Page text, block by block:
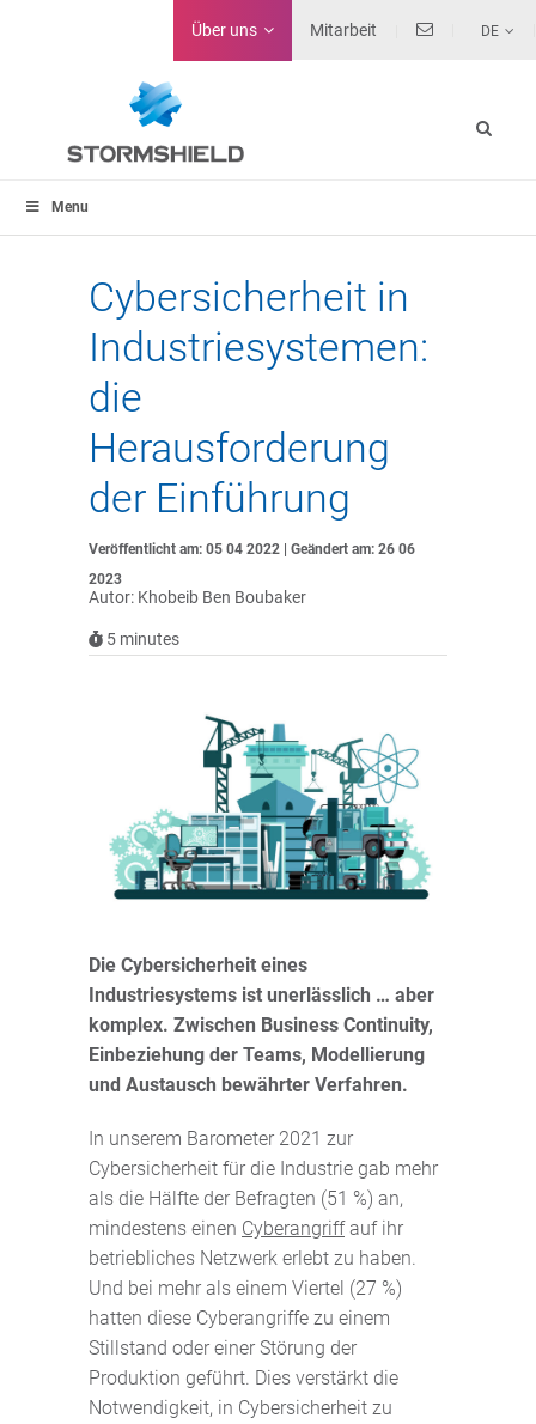
Über uns Mitarbeit DE
Menu
Cybersicherheit in
Industriesystemen:
die
Herausforderung
der Einführung
Veröffentlicht am: 05 04 2022 | Geändert am: 26 06
2023
Autor: Khobeib Ben Boubaker
5 minutes
Die Cybersicherheit eines
Industriesystems ist unerlässlich … aber
komplex. Zwischen Business Continuity,
Einbeziehung der Teams, Modellierung
und Austausch bewährter Verfahren.
In unserem Barometer 2021 zur
Cybersicherheit für die Industrie gab mehr
als die Hälfte der Befragten (51 %) an,
mindestens einen Cyberangriffauf ihr
betriebliches Netzwerk erlebt zu haben.
Und bei mehr als einem Viertel (27 %)
hatten diese Cyberangriffe zu einem
Stillstand oder einer Störung der
Produktion geführt. Dies verstärkt die
Notwendigkeit, in Cybersicherheit zu